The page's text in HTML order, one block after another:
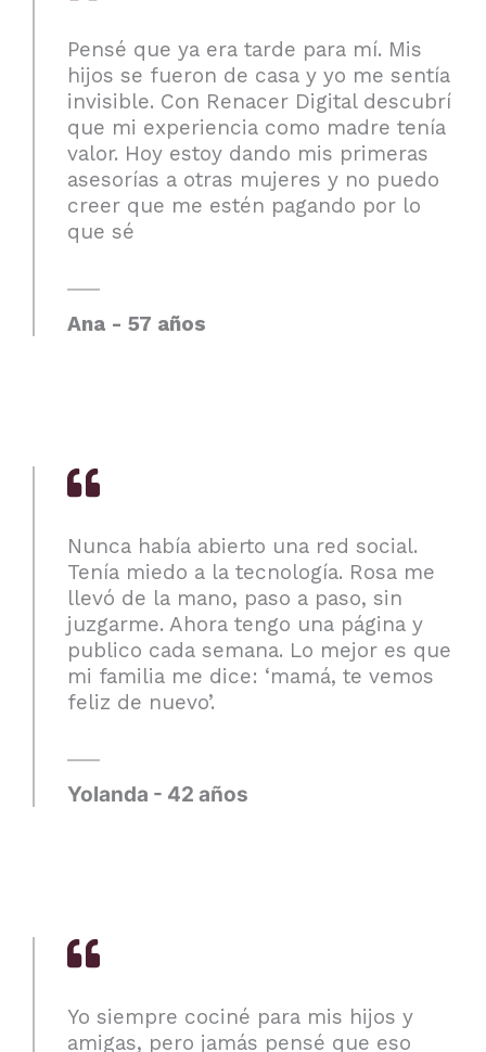
Pensé que ya era tarde para mí. Mis
hijos se fueron de casa y yo me sentía
invisible. Con Renacer Digital descubrí
que mi experiencia como madre tenía
valor. Hoy estoy dando mis primeras
asesorías a otras mujeres y no puedo
creer que me estén pagando por lo
que sé
Ana - 57 años
Nunca había abierto una red social.
Tenía miedo a la tecnología. Rosa me
llevó de la mano, paso a paso, sin
juzgarme. Ahora tengo una página y
publico cada semana. Lo mejor es que
mi familia me dice: ‘mamá, te vemos
feliz de nuevo’.
Yolanda - 42 años
Yo siempre cociné para mis hijos y
amigas, pero jamás pensé que eso